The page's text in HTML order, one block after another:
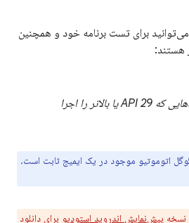
برای تست برنامه خود و همچنین
هستند:
به جز تصویر API 28، زیرا میزبان فقط در دستگاه‌هایی که API 29 یا بالاتر را اجرا
اتوموتیو موجود در یک ایمیج ثابت است.
نسخه پیش‌نمایش اندروید استودیو برای دانلود